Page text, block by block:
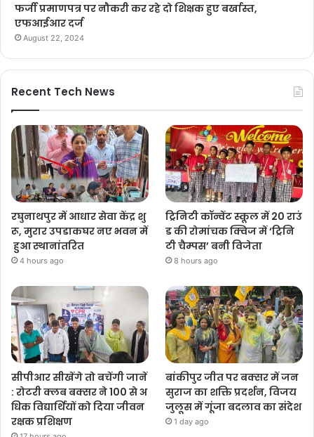
फर्जी प्रमाणपत्र पर नौकरी कर रहे दो शिक्षक हुए बर्खास्त,
एफआईआर दर्ज
August 22, 2024
Recent Tech News
रघुनाथपुर में आधार सेवा केंद्र शु
रू, मुरार उपडाकघर नए भवन में
हुआ स्थानांतरित
4 hours ago
ट्रिनिटी कॉन्वेंट स्कूल में 20 राउं
ड की रोमांचक क्विज में ‘ट्रिनि
टी चैम्पस’ बनी विजेता
8 hours ago
सीपीआर सीखेंगे तो बचेंगी जानें
: रोटरी क्लब बक्सर ने 100 से अ
धिक विद्यार्थियों को दिया जीवन
रक्षक प्रशिक्षण
बांकीपुर जीत पर बक्सर में जन
सुराज का शक्ति प्रदर्शन, विजय
जुलूस में गूंजा बदलाव का संदेश
1 day ago